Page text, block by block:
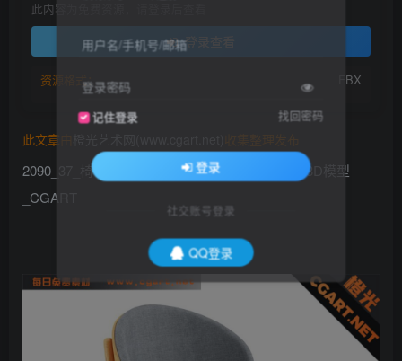
此内容为免费资源，请登录后查看
登录查看
资源格式： FBX
此文章由
2090_37_椅子板凳模型 现代家具桌椅模型_免费3D模型
_CGART
用户名/手机号/邮箱
登录密码
记住登录 找回密码
登录
社交账号登录
QQ登录